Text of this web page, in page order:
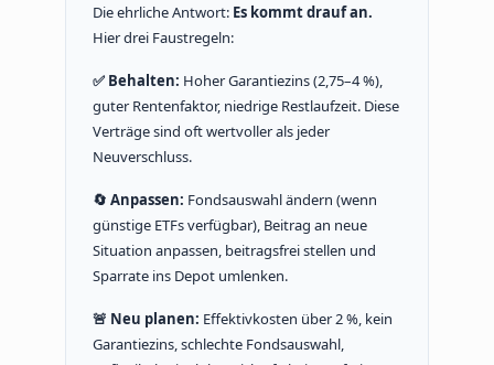
Die ehrliche Antwort: Es kommt drauf an.
Hier drei Faustregeln:
✅ Behalten: Hoher Garantiezins (2,75–4 %),
guter Rentenfaktor, niedrige Restlaufzeit. Diese
Verträge sind oft wertvoller als jeder
Neuverschluss.
🔄 Anpassen: Fondsauswahl ändern (wenn
günstige ETFs verfügbar), Beitrag an neue
Situation anpassen, beitragsfrei stellen und
Sparrate ins Depot umlenken.
🚨 Neu planen: Effektivkosten über 2 %, kein
Garantiezins, schlechte Fondsauswahl,